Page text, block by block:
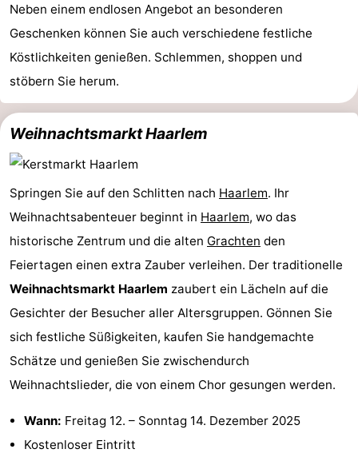
Schiphol
Parken
Tipps
für
Touristen
Medizin
Adressen
Wetter
Kontakt
Neben einem endlosen Angebot an besonderen
Geschenken können Sie auch verschiedene festliche
Köstlichkeiten genießen. Schlemmen, shoppen und
stöbern Sie herum.
Weihnachtsmarkt Haarlem
Springen Sie auf den Schlitten nach Haarlem. Ihr
Weihnachtsabenteuer beginnt in Haarlem, wo das
historische Zentrum und die alten Grachten den
Feiertagen einen extra Zauber verleihen. Der traditionelle
Weihnachtsmarkt Haarlem zaubert ein Lächeln auf die
Gesichter der Besucher aller Altersgruppen. Gönnen Sie
sich festliche Süßigkeiten, kaufen Sie handgemachte
Schätze und genießen Sie zwischendurch
Weihnachtslieder, die von einem Chor gesungen werden.
Wann: Freitag 12. – Sonntag 14. Dezember 2025
Kostenloser Eintritt